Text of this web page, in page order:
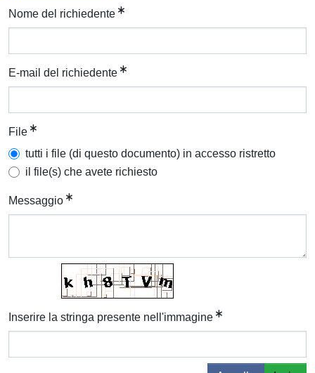
Nome del richiedente
E-mail del richiedente
File
tutti i file (di questo documento) in accesso ristretto
il file(s) che avete richiesto
Messaggio
Inserire la stringa presente nell'immagine